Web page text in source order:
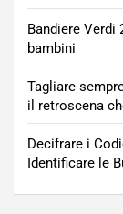
Bandiere Verdi
bambini
Tagliare
il retroscena
Decifrare i
Identificare le